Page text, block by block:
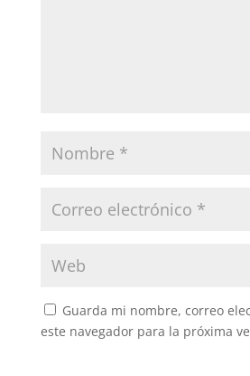
Guarda mi nombre, correo
este navegador para la próxima